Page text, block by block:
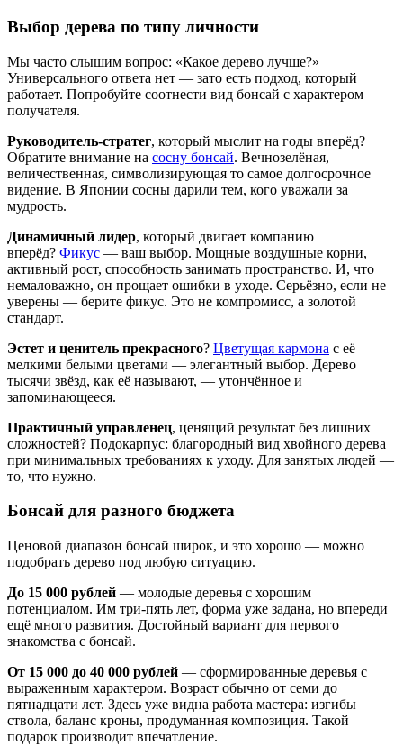
Выбор дерева по типу личности
Мы часто слышим вопрос: «Какое дерево лучше?»
Универсального ответа нет — зато есть подход, который
работает. Попробуйте соотнести вид бонсай с характером
получателя.
Руководитель-стратег, который мыслит на годы вперёд?
Обратите внимание на сосну бонсай. Вечнозелёная,
величественная, символизирующая то самое долгосрочное
видение. В Японии сосны дарили тем, кого уважали за
мудрость.
Динамичный лидер, который двигает компанию
вперёд? Фикус — ваш выбор. Мощные воздушные корни,
активный рост, способность занимать пространство. И, что
немаловажно, он прощает ошибки в уходе. Серьёзно, если не
уверены — берите фикус. Это не компромисс, а золотой
стандарт.
Эстет и ценитель прекрасного? Цветущая кармона с её
мелкими белыми цветами — элегантный выбор. Дерево
тысячи звёзд, как её называют, — утончённое и
запоминающееся.
Практичный управленец, ценящий результат без лишних
сложностей? Подокарпус: благородный вид хвойного дерева
при минимальных требованиях к уходу. Для занятых людей —
то, что нужно.
Бонсай для разного бюджета
Ценовой диапазон бонсай широк, и это хорошо — можно
подобрать дерево под любую ситуацию.
До 15 000 рублей — молодые деревья с хорошим
потенциалом. Им три-пять лет, форма уже задана, но впереди
ещё много развития. Достойный вариант для первого
знакомства с бонсай.
От 15 000 до 40 000 рублей — сформированные деревья с
выраженным характером. Возраст обычно от семи до
пятнадцати лет. Здесь уже видна работа мастера: изгибы
ствола, баланс кроны, продуманная композиция. Такой
подарок производит впечатление.